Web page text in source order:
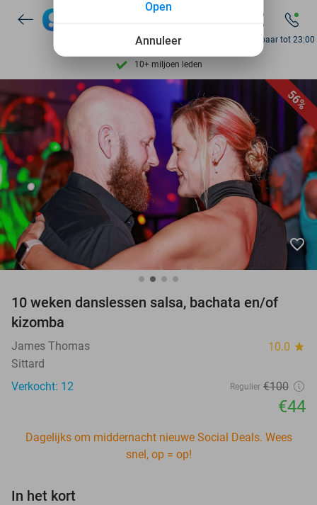
Ontdek 15.000+ deals
7 dagen per week beschikbaar
10+ miljoen leden
op basis van 206.096 reviews
Ontdek 15.000+ deals
7 dagen per week beschikbaar
10+ miljoen leden
Bereikbaar tot 23:00
56%
favorite_border
10 weken danslessen salsa, bachata en/of
kizomba
James Thomas 10.0 star
Sittard
Verkocht: 12
Regulier €100
€44
Dagelijks om middernacht nieuwe Social Deals. Wees
snel, op = op!
In het kort
Annuleer
Open